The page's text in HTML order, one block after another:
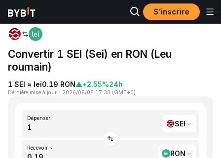
S’inscrire
Accueil
Convertir 1 SEI (Sei) en RON (Leu
roumain)
1 SEI ≈ lei0.19 RON▲+2.55%24h
Dernière mise à jour ： 2026/08/08 17:38 (GMT+0)
Dépenser
SEI
Recevoir ~
RON